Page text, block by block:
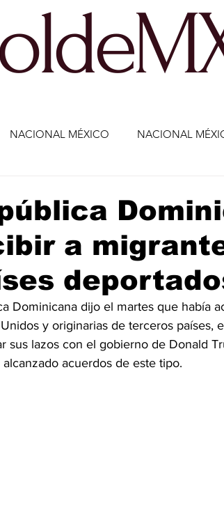
NACIONAL MÉXICO NACIONAL
CIENCIA Y TECNOLOGÍA
ENTRETENIMIENTO JALISCO-
EDOMEX23-POLÍTICA
a
Dominicana dijo el martes que había
Unidos y originarias de terceros países,
sus lazos con el gobierno de Donald
acuerdos de este tipo.